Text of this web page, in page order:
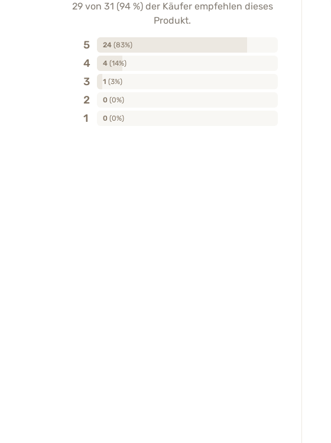
29 von 31 (94 %) der Käufer empfehlen dieses
Produkt.
5 24 (83%)
4 4 (14%)
3 1 (3%)
2 0 (0%)
1 0 (0%)